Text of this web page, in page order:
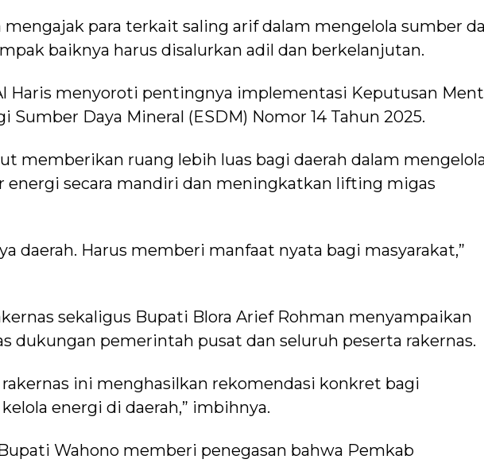
mengajak para terkait saling arif dalam mengelola sumber
baiknya harus disalurkan adil dan berkelanjutan.
Haris menyoroti pentingnya implementasi Keputusan
Sumber Daya Mineral (ESDM) Nomor 14 Tahun 2025.
memberikan ruang lebih luas bagi daerah dalam
energi secara mandiri dan meningkatkan lifting migas
daerah. Harus memberi manfaat nyata bagi masyarakat,”
sekaligus Bupati Blora Arief Rohman menyampaikan
dukungan pemerintah pusat dan seluruh peserta rakernas.
rakernas ini menghasilkan rekomendasi konkret bagi
energi di daerah,” imbihnya.
Wahono memberi penegasan bahwa Pemkab